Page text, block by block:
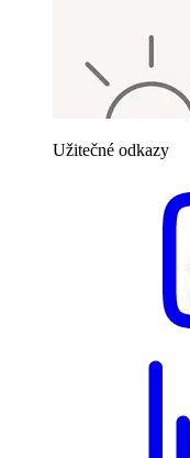
Užitečné odkazy